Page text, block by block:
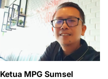
Ketua MPG Sumsel